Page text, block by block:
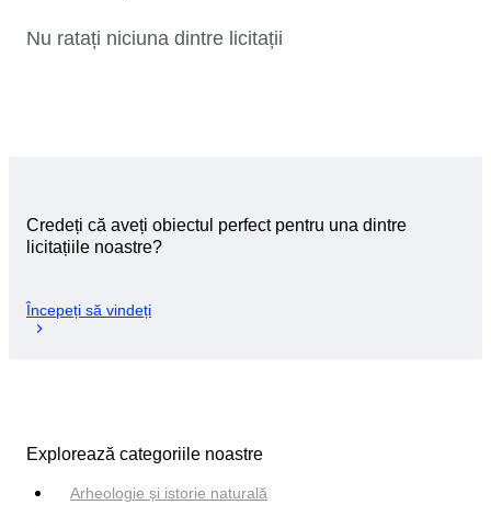
Nu ratați niciuna dintre licitații
Credeți că aveți obiectul perfect pentru una dintre
licitațiile noastre?
Începeți să vindeți
Explorează categoriile noastre
Arheologie și istorie naturală